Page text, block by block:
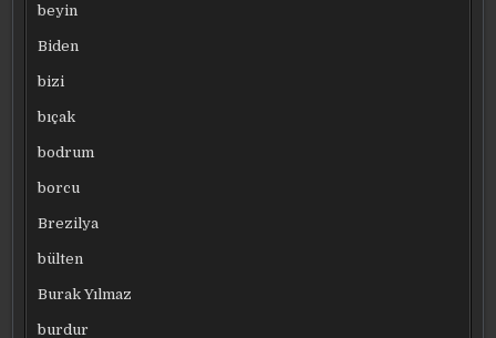
beyin
Biden
bizi
bıçak
bodrum
borcu
Brezilya
bülten
Burak Yılmaz
burdur